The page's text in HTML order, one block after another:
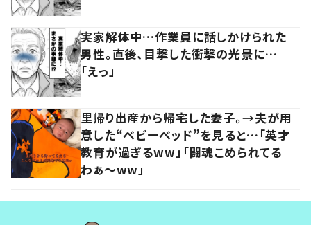
実家解体中…作業員に話しかけられた
男性。直後、目撃した衝撃の光景に…
「えっ」
里帰り出産から帰宅した妻子。→夫が用
意した“ベビーベッド”を見ると…「英才
教育が過ぎるww」「闘魂こめられてる
わぁ～ww」